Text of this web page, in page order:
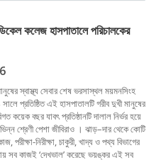
কলেজ হাসপাতালে পরিচালকের
স্বাস্থ্য সেবার শেষ ভরসাস্থল ময়মনসিংহ
প্রতিষ্ঠিত এই হাসপাতালটি গরীব দুখী মানুষের
কয়েক বছর যাবৎ প্রতিষ্ঠানটি দালাল নির্ভর হয়ে
শ্রেণী পেশা জীবিরাও । ঝাড়–দার থেকে কোটি
পরীক্ষা-নিরীক্ষা, চাকুরী, খাদ্য ও পথ্য বিভাগের
সব কাজই ‘দেখভাল’ করেছে ভয়ঙ্কর এই সব